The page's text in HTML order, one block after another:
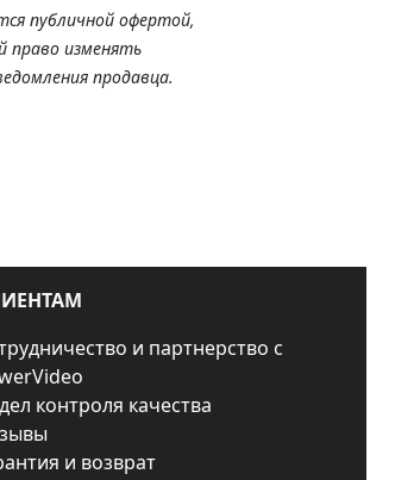
публичной офертой,
право изменять
продавца.
и партнерство с
контроля качества
и возврат